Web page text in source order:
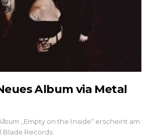
Album via Metal
„Empty on the Inside“ erscheint am
Blade Records